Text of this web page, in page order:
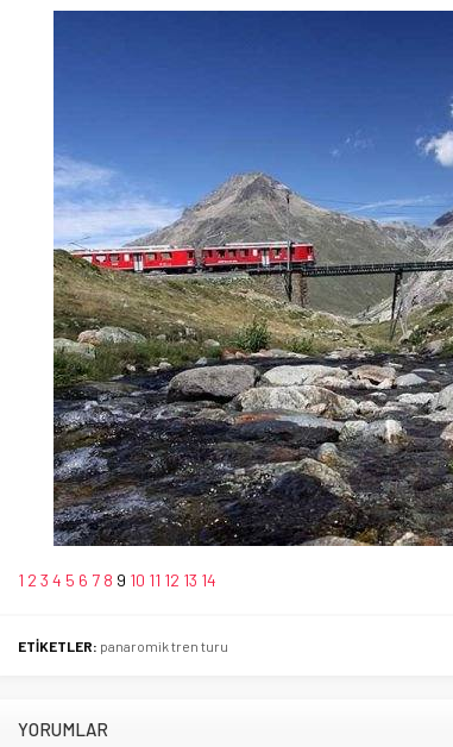
1 2 3 4 5 6 7 8 9 10 11 12 13 14
ETİKETLER: panaromik tren turu
YORUMLAR